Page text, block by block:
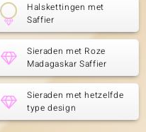
Halskettingen met
Saffier
Sieraden met Roze
Madagaskar Saffier
Sieraden met hetzelfde
type design